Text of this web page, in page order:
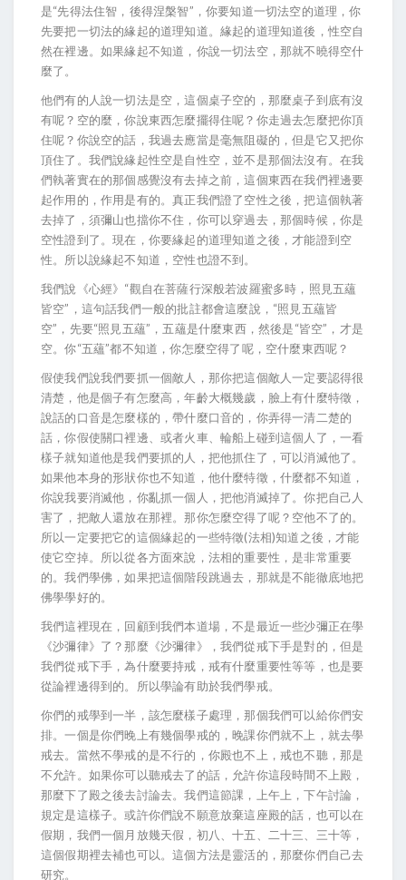
是“先得法住智，後得涅槃智”，你要知道一切法空的道理，你
先要把一切法的緣起的道理知道。緣起的道理知道後，性空自
然在裡邊。如果緣起不知道，你說一切法空，那就不曉得空什
麼了。
他們有的人說一切法是空，這個桌子空的，那麼桌子到底有沒
有呢？空的麼，你說東西怎麼擺得住呢？你走過去怎麼把你頂
住呢？你說空的話，我過去應當是毫無阻礙的，但是它又把你
頂住了。我們說緣起性空是自性空，並不是那個法沒有。在我
們執著實在的那個感覺沒有去掉之前，這個東西在我們裡邊要
起作用的，作用是有的。真正我們證了空性之後，把這個執著
去掉了，須彌山也擋你不住，你可以穿過去，那個時候，你是
空性證到了。現在，你要緣起的道理知道之後，才能證到空
性。所以說緣起不知道，空性也證不到。
我們說《心經》“觀自在菩薩行深般若波羅蜜多時，照見五蘊
皆空”，這句話我們一般的批註都會這麼說，“照見五蘊皆
空”，先要“照見五蘊”，五蘊是什麼東西，然後是“皆空”，才是
空。你“五蘊”都不知道，你怎麼空得了呢，空什麼東西呢？
假使我們說我們要抓一個敵人，那你把這個敵人一定要認得很
清楚，他是個子有怎麼高，年齡大概幾歲，臉上有什麼特徵，
說話的口音是怎麼樣的，帶什麼口音的，你弄得一清二楚的
話，你假使關口裡邊、或者火車、輪船上碰到這個人了，一看
樣子就知道他是我們要抓的人，把他抓住了，可以消滅他了。
如果他本身的形狀你也不知道，他什麼特徵，什麼都不知道，
你說我要消滅他，你亂抓一個人，把他消滅掉了。你把自己人
害了，把敵人還放在那裡。那你怎麼空得了呢？空他不了的。
所以一定要把它的這個緣起的一些特徵(法相)知道之後，才能
使它空掉。所以從各方面來說，法相的重要性，是非常重要
的。我們學佛，如果把這個階段跳過去，那就是不能徹底地把
佛學學好的。
我們這裡現在，回顧到我們本道場，不是最近一些沙彌正在學
《沙彌律》了？那麼《沙彌律》，我們從戒下手是對的，但是
我們從戒下手，為什麼要持戒，戒有什麼重要性等等，也是要
從論裡邊得到的。所以學論有助於我們學戒。
你們的戒學到一半，該怎麼樣子處理，那個我們可以給你們安
排。一個是你們晚上有幾個學戒的，晚課你們就不上，就去學
戒去。當然不學戒的是不行的，你殿也不上，戒也不聽，那是
不允許。如果你可以聽戒去了的話，允許你這段時間不上殿，
那麼下了殿之後去討論去。我們這節課，上午上，下午討論，
規定是這樣子。或許你們說不願意放棄這座殿的話，也可以在
假期，我們一個月放幾天假，初八、十五、二十三、三十等，
這個假期裡去補也可以。這個方法是靈活的，那麼你們自己去
研究。